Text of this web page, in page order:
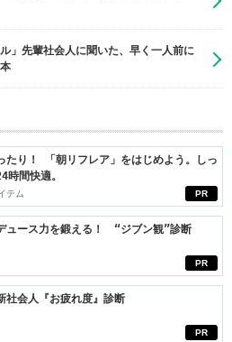
」先輩社会人に聞いた、早く一人前に
PR
たり！ 「朝リフレア」をはじめよう。しっ
時間快適。
テム
PR
ュース力を鍛える！ “ジブン観”診断
PR
社会人『お疲れ度』診断